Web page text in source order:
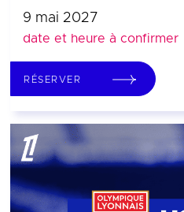
9 mai 2027
date et heure à confirmer
RÉSERVER